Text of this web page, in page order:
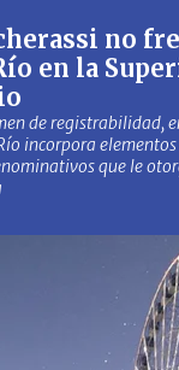
no
en la
de registrabilidad,
incorpora
que le